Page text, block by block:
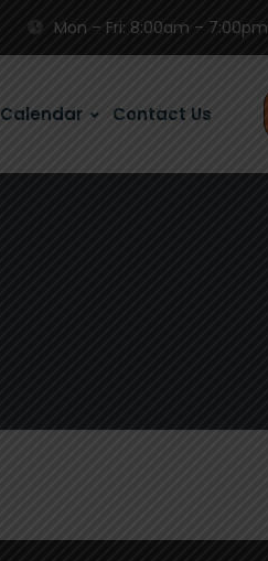
Mon – Fri: 8:00am – 7:00pm
Calendar Contact Us